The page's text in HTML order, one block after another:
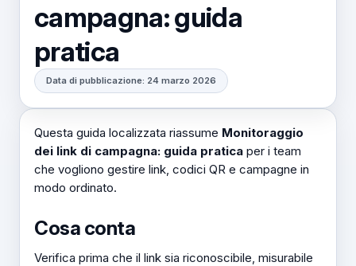
campagna: guida
pratica
Data di pubblicazione: 24 marzo 2026
Questa guida localizzata riassume Monitoraggio
dei link di campagna: guida pratica per i team
che vogliono gestire link, codici QR e campagne in
modo ordinato.
Cosa conta
Verifica prima che il link sia riconoscibile, misurabile